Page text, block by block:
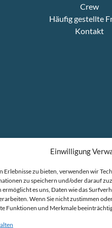
Einwilligung
Erlebnisse zu bieten, verwenden wir
zu speichern und/oder darauf
ermöglicht es uns, Daten wie das
Wenn Sie nicht zustimmen
Funktionen und Merkmale
Crew
Häufig gestellte
Kontakt
.